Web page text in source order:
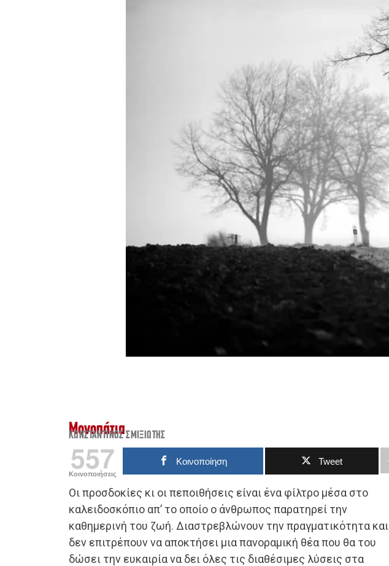
Μονοπάτια
ΚΩΝΣΤΑΝΤΊΝΟΣ ΣΜΙΞΙΏΤΗΣ
557
Κοινοποιήσεις
Κοινοποίηση Tweet
Οι προσδοκίες κι οι πεποιθήσεις είναι ένα φίλτρο μέσα στο
καλειδοσκόπιο απ’ το οποίο ο άνθρωπος παρατηρεί την
καθημερινή του ζωή. Διαστρεβλώνουν την πραγματικότητα και
δεν επιτρέπουν να αποκτήσει μια πανοραμική θέα που θα του
δώσει την ευκαιρία να δει όλες τις διαθέσιμες λύσεις στα